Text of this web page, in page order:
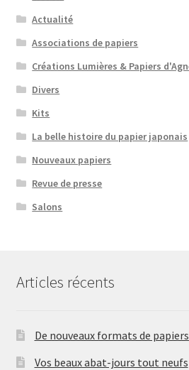
Actualité
Associations de papiers
Créations Lumières & Papiers
Divers
Kits
La belle histoire du papier japonais
Nouveaux papiers
Revue de presse
Salons
Articles récents
De nouveaux formats de
Vos beaux abat-jours tout neufs